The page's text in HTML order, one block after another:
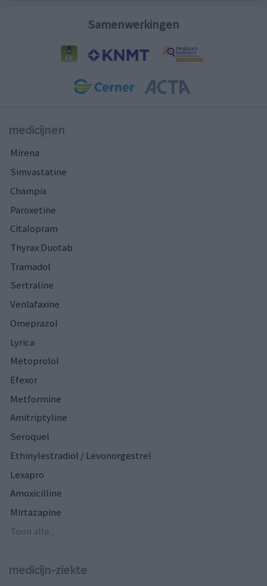
Samenwerkingen
medicijnen
Mirena
Simvastatine
Champix
Paroxetine
Citalopram
Thyrax Duotab
Tramadol
Sertraline
Venlafaxine
Omeprazol
Lyrica
Metoprolol
Efexor
Metformine
Amitriptyline
Seroquel
Ethinylestradiol / Levonorgestrel
Lexapro
Amoxicilline
Mirtazapine
Toon alle...
medicijn-ziekte